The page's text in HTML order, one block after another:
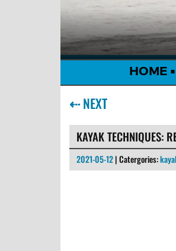
HOME •
⇠NEXT
KAYAK TECHNIQUES:
2021-05-12| Catergories: